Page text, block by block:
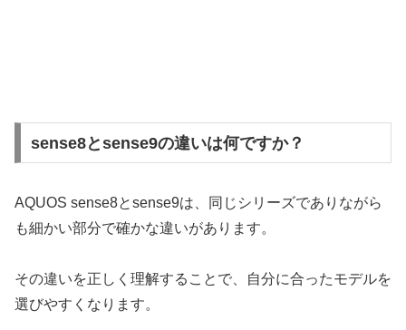
sense8とsense9の違いは何ですか？
AQUOS sense8とsense9は、同じシリーズでありながら
も細かい部分で確かな違いがあります。
その違いを正しく理解することで、自分に合ったモデルを
選びやすくなります。